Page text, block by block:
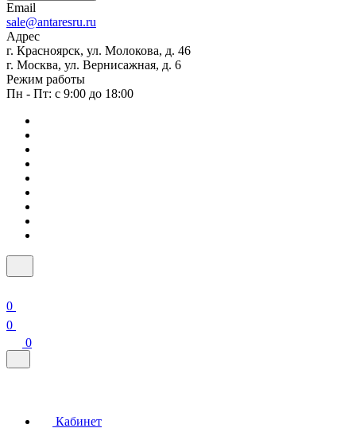
Email
sale@antaresru.ru
Адрес
г. Красноярск, ул. Молокова, д. 46
г. Москва, ул. Вернисажная, д. 6
Режим работы
Пн - Пт: с 9:00 до 18:00
0
0
0
Кабинет